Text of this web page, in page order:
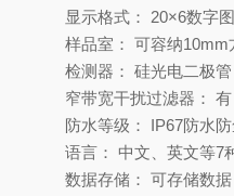
显示格式： 20×6数字
样品室： 可容纳10mm
检测器： 硅光电二极
窄带宽干扰过滤器： 有
防水等级： IP67防水
语言： 中文、英文等7
数据存储： 可存储数